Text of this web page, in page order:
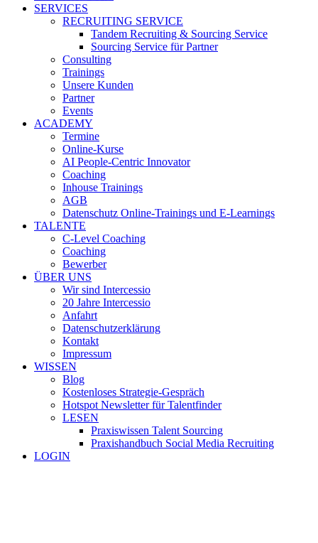
SERVICES
RECRUITING SERVICE
Tandem Recruiting & Sourcing Service
Sourcing Service für Partner
Consulting
Trainings
Unsere Kunden
Partner
Events
ACADEMY
Termine
Online-Kurse
AI People-Centric Innovator
Coaching
Inhouse Trainings
AGB
Datenschutz Online-Trainings und E-Learnings
TALENTE
C-Level Coaching
Coaching
Bewerber
ÜBER UNS
Wir sind Intercessio
20 Jahre Intercessio
Anfahrt
Datenschutzerklärung
Kontakt
Impressum
WISSEN
Blog
Kostenloses Strategie-Gespräch
Hotspot Newsletter für Talentfinder
LESEN
Praxiswissen Talent Sourcing
Praxishandbuch Social Media Recruiting
LOGIN